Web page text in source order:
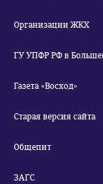
Организации ЖКХ
ГУ УПФР РФ в
Газета «Восход»
Старая версия сайта
Общепит
ЗАГС